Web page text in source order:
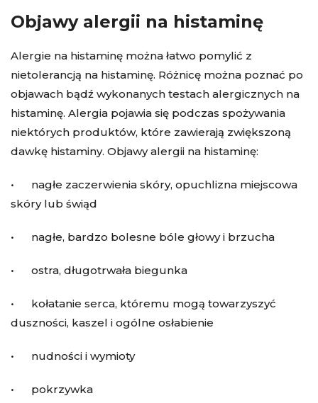
Objawy alergii na histaminę
Alergie na histaminę można łatwo pomylić z
nietolerancją na histaminę. Różnicę można poznać po
objawach bądź wykonanych testach alergicznych na
histaminę. Alergia pojawia się podczas spożywania
niektórych produktów, które zawierają zwiększoną
dawkę histaminy. Objawy alergii na histaminę:
• nagłe zaczerwienia skóry, opuchlizna miejscowa
skóry lub świąd
• nagłe, bardzo bolesne bóle głowy i brzucha
• ostra, długotrwała biegunka
• kołatanie serca, któremu mogą towarzyszyć
duszności, kaszel i ogólne osłabienie
• nudności i wymioty
• pokrzywka